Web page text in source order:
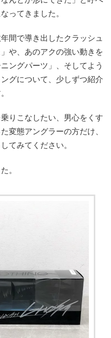
ってきました。
間で導き出したクラッシュ
や、あのアクの強い動きを
ングパーツ」、そしてよう
グについて、少しずつ紹介
りこなしたい、男心をくす
変態アングラーの方だけ、
てみてください。
。